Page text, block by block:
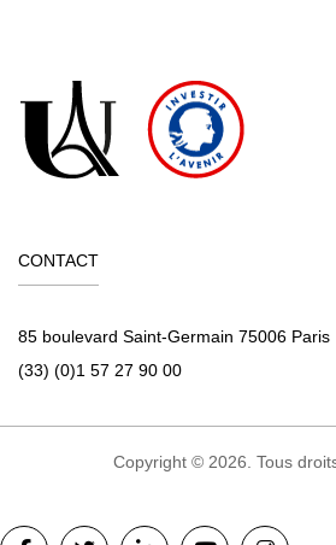
CONTACT
85 boulevard Saint-Germain 75006 Paris
(33) (0)1 57 27 90 00
Copyright © 2026. Tous